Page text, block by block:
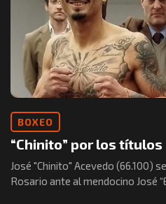
BOXEO
“Chinito” por los títulos
José "Chinito" Acevedo (66.100)
Rosario ante al mendocino José